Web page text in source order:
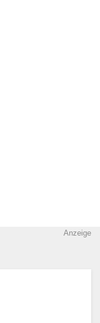
Anzeige